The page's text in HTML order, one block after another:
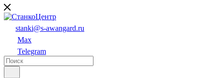
stanki@s-awangard.ru
Max
Telegram